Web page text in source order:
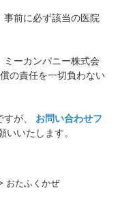
前に必ず該当の医院
ミーカンパニー株式会
の責任を一切負わない
が、 お問い合わせフ
いたします。
おたふくかぜ